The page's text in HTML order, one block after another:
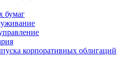
бумаг
корпоративных облигаций